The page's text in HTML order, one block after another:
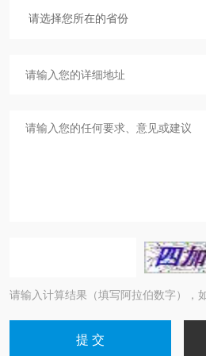
请输入计算结果（填写阿拉伯数字），